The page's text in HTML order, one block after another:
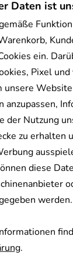
Daten ist
ein.
Pixel
unsere
anzupassen,
der Nutzung
zu erhalten
diese
werden.
.
Heilmittel
100
Essenz
01681315
ist zur Zeit